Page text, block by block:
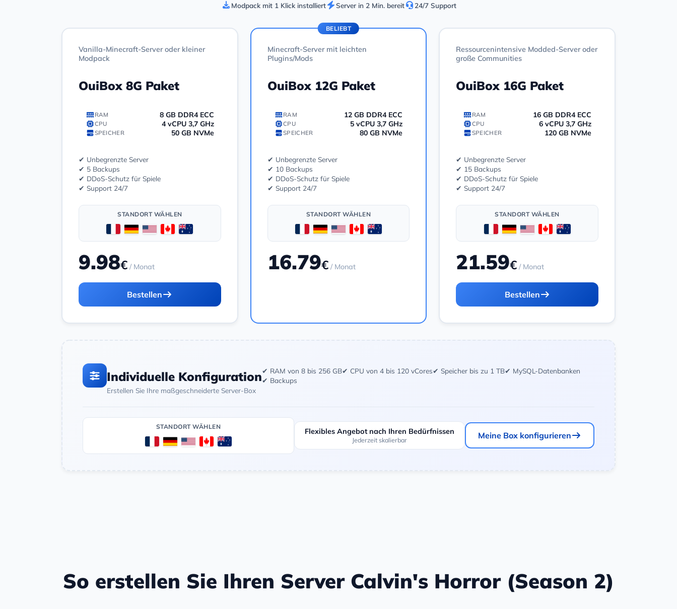
Modpack mit 1 Klick installiert Server in 2 Min. bereit 24/7 Support
Vanilla-Minecraft-Server oder kleiner
Modpack
OuiBox 8G Paket
RAM 8 GB DDR4 ECC
CPU 4 vCPU 3,7 GHz
SPEICHER 50 GB NVMe
✔ Unbegrenzte Server
✔ 5 Backups
✔ DDoS-Schutz für Spiele
✔ Support 24/7
STANDORT WÄHLEN
9.98€ / Monat
Bestellen
BELIEBT
Minecraft-Server mit leichten
Plugins/Mods
OuiBox 12G Paket
RAM 12 GB DDR4 ECC
CPU 5 vCPU 3,7 GHz
SPEICHER 80 GB NVMe
✔ Unbegrenzte Server
✔ 10 Backups
✔ DDoS-Schutz für Spiele
✔ Support 24/7
STANDORT WÄHLEN
16.79€ / Monat
Ressourcenintensive Modded-Server oder
große Communities
OuiBox 16G Paket
RAM 16 GB DDR4 ECC
CPU 6 vCPU 3,7 GHz
SPEICHER 120 GB NVMe
✔ Unbegrenzte Server
✔ 15 Backups
✔ DDoS-Schutz für Spiele
✔ Support 24/7
STANDORT WÄHLEN
21.59€ / Monat
Bestellen
Individuelle Konfiguration
Erstellen Sie Ihre maßgeschneiderte Server-Box
✔ RAM von 8 bis 256 GB✔ CPU von 4 bis 120 vCores✔ Speicher bis zu 1 TB✔ MySQL-Datenbanken
✔ Backups
STANDORT WÄHLEN
Flexibles Angebot nach Ihren Bedürfnissen
Jederzeit skalierbar Meine Box konfigurieren
So erstellen Sie Ihren Server Calvin's Horror (Season 2)